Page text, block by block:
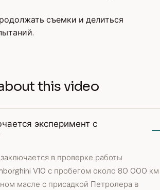
съемки и делиться
this video
эксперимент с
в проверке работы
V10 с пробегом около 80 000 км
масле с присадкой Петролера в